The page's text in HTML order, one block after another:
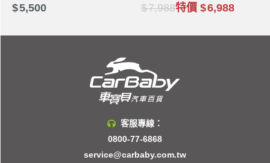
5,500 7,988特價 6,988
客服專線：
0800-77-6868
service@carbaby.com.tw